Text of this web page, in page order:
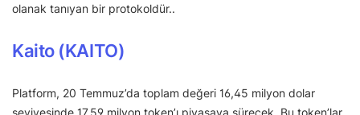
olanak tanıyan bir protokoldür..
Kaito (KAITO)
Platform, 20 Temmuz’da toplam değeri 16,45 milyon dolar
seviyesinde 17,59 milyon token’ı piyasaya sürecek. Bu token’lar